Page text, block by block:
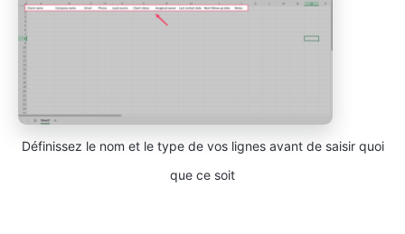
Définissez le nom et le type de vos lignes avant de saisir quoi
que ce soit